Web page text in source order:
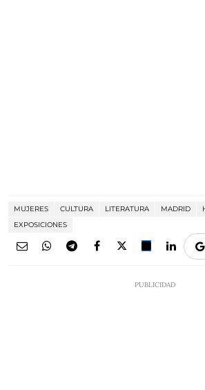
MUJERES CULTURA LITERATURA MADRID
EXPOSICIONES